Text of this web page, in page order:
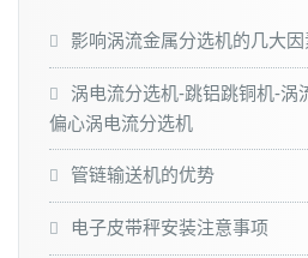
影响涡流金属分选机的几大因
涡电流分选机-跳铝跳铜机-涡
偏心涡电流分选机
管链输送机的优势
电子皮带秤安装注意事项